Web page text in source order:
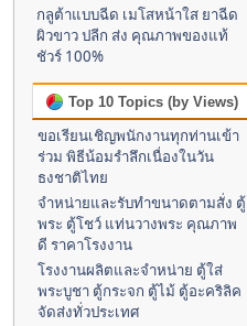
กลูต้าแบบฉีด เมโสหน้าใส ยาฉีด
ผิวขาว ปลีก ส่ง คุณภาพของแท้
ชัวร์ 100%
Top 10 Topics (by Views)
ขอเรียนเชิญพนักงานทุกท่านเข้า
ร่วม พิธีน้อมรำลึกเนื่องในวัน
ธงชาติไทย
จำหน่ายและรับทำขนาดตามสั่ง ตู้
พระ ตู้โชว์ แท่นวางพระ คุณภาพ
ดี ราคาโรงงาน
โรงงานผลิตและจำหน่าย ตู้ใส่
พระบูชา ตู้กระจก ตู้ไม้ ตู้อะคริลิค
จัดส่งทั่วประเทศ